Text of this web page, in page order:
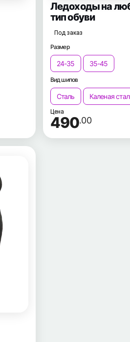
Ледоходы на
тип обуви
Под заказ
Размер
24-35 35-45
Вид шипов
Сталь Каленая
Цена
490.00